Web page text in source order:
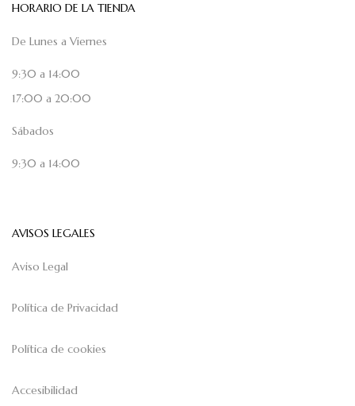
HORARIO DE LA TIENDA
De Lunes a Viernes
9:30 a 14:00
17:00 a 20:00
Sábados
9:30 a 14:00
AVISOS LEGALES
Aviso Legal
Política de Privacidad
Política de cookies
Accesibilidad